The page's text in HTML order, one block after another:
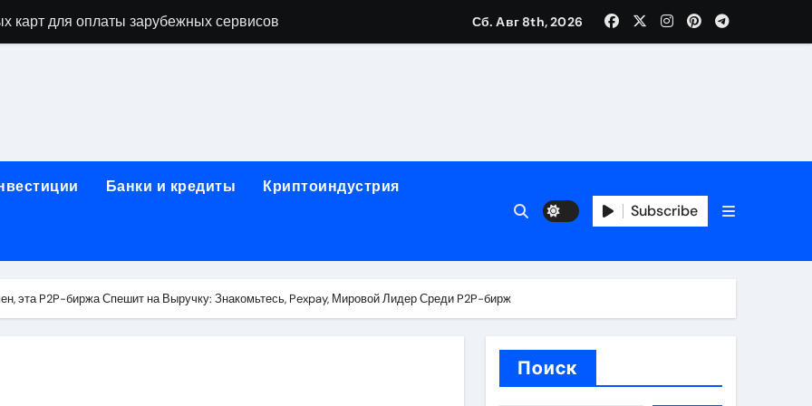
карт для оплаты зарубежных сервисов
документы и риски
ПТС онлайн на карту без визита в офис
как превратить жильё в идеальное пространство
качества
1С
Сб. Авг 8th, 2026
Банки и кредиты Криптоиндустрия
Subscribe
эта P2P-биржа Спешит на Выручку: Знакомьтесь, Pexpay, Мировой Лидер Среди P2P-бирж
Поиск